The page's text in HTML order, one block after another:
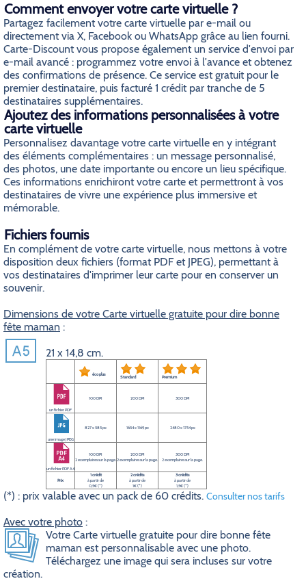
Comment envoyer votre carte virtuelle ?
Partagez facilement votre carte virtuelle par e-mail ou
directement via X, Facebook ou WhatsApp grâce au lien fourni.
Carte-Discount vous propose également un service d'envoi par
e-mail avancé : programmez votre envoi à l'avance et obtenez
des confirmations de présence. Ce service est gratuit pour le
premier destinataire, puis facturé 1 crédit par tranche de 5
destinataires supplémentaires.
Ajoutez des informations personnalisées à votre
carte virtuelle
Personnalisez davantage votre carte virtuelle en y intégrant
des éléments complémentaires : un message personnalisé,
des photos, une date importante ou encore un lieu spécifique.
Ces informations enrichiront votre carte et permettront à vos
destinataires de vivre une expérience plus immersive et
mémorable.
Fichiers fournis
En complément de votre carte virtuelle, nous mettons à votre
disposition deux fichiers (format PDF et JPEG), permettant à
vos destinataires d'imprimer leur carte pour en conserver un
souvenir.
Dimensions de votre Carte virtuelle gratuite pour dire bonne
fête maman :
21 x 14,8 cm.
éco plus Standard Premium
un fichier PDF
100 DPI 200 DPI 300 DPI
une image JPEG
827 x 585 px 1654 x 1169 px 2480 x 1754 px
un fichier PDF A4
100 DPI
2 exemplaires sur la page.
200 DPI
2 exemplaires sur la page.
300 DPI
2 exemplaires sur la page.
Prix
1 crédit
à partir de
0,5€ (*)
2 crédits
à partir de
1€ (*)
3 crédits
à partir de
1,5€ (*)
(*) : prix valable avec un pack de 60 crédits. Consulter nos tarifs
Avec votre photo :
Votre Carte virtuelle gratuite pour dire bonne fête
maman est personnalisable avec une photo.
Téléchargez une image qui sera incluses sur votre
création.